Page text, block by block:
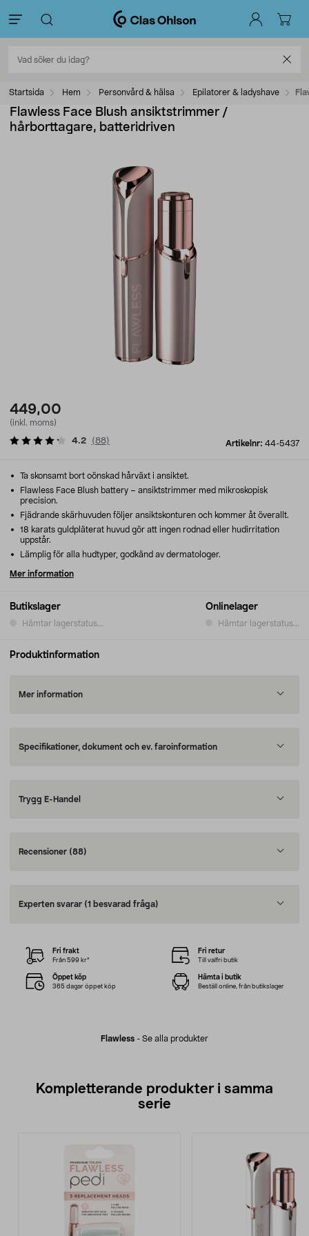
Startsida Hem Personvård & hälsa Epilatorer & ladyshave
Flawless Face Blush ansiktstrimmer /
hårborttagare, batteridriven
449,00
(inkl. moms)
Artikelnr: 44-5437
4.2 (88)
Butikslager
Hämtar lagerstatus...
Onlinelager
Hämtar lagerstatus...
Ta skonsamt bort oönskad hårväxt i ansiktet.
Flawless Face Blush battery – ansiktstrimmer med mikroskopisk
precision.
Fjädrande skärhuvuden följer ansiktskonturen och kommer åt överallt.
18 karats guldpläterat huvud gör att ingen rodnad eller hudirritation
uppstår.
Lämplig för alla hudtyper, godkänd av dermatologer.
Mer information
Produktinformation
Mer information
Specifikationer, dokument och ev. faroinformation
Trygg E-Handel
Recensioner (88)
Experten svarar (1 besvarad fråga)
Flawless - Se alla produkter
Fri frakt
Från 599 kr*
Fri retur
Till valfri butik
Öppet köp
365 dagar öppet köp
Hämta i butik
Beställ online, från butikslager
Kompletterande produkter i samma
serie